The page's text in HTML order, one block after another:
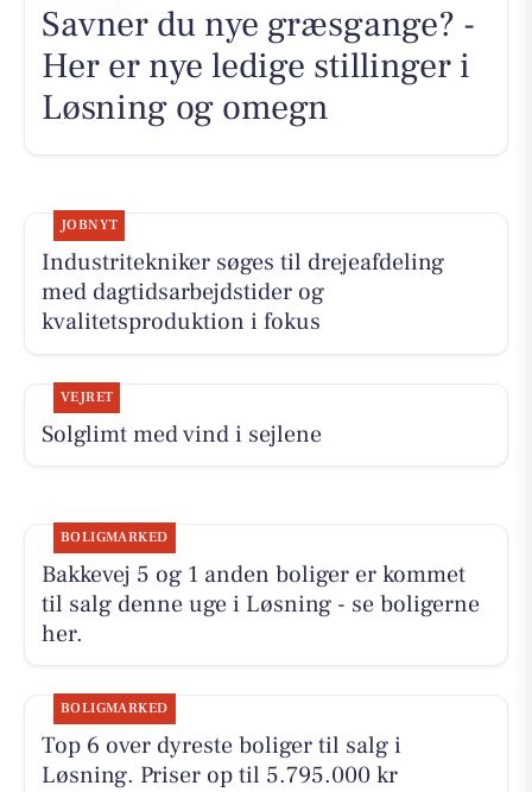
Savner du nye græsgange? -
Her er nye ledige stillinger i
Løsning og omegn
JOBNYT
Industritekniker søges til drejeafdeling
med dagtidsarbejdstider og
kvalitetsproduktion i fokus
VEJRET
Solglimt med vind i sejlene
BOLIGMARKED
Bakkevej 5 og 1 anden boliger er kommet
til salg denne uge i Løsning - se boligerne
her.
BOLIGMARKED
Top 6 over dyreste boliger til salg i
Løsning. Priser op til 5.795.000 kr